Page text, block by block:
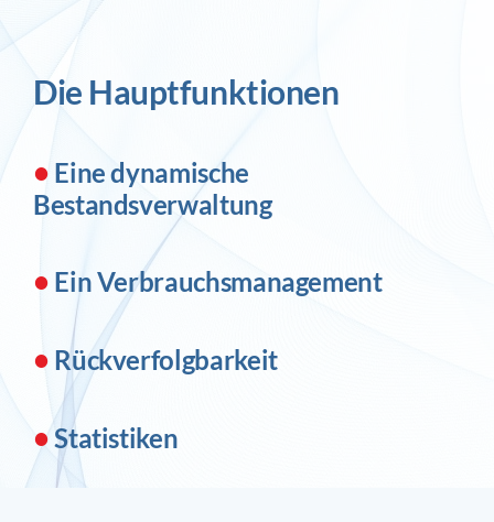
Die Hauptfunktionen
• Eine dynamische
Bestandsverwaltung
• Ein Verbrauchsmanagement
• Rückverfolgbarkeit
•Statistiken